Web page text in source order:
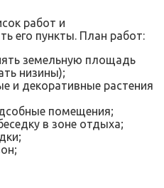
работ и
его пункты. План работ:
земельную площадь
низины);
и декоративные растения
помещения;
в зоне отдыха;